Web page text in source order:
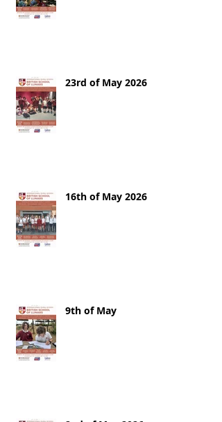
23rd of May 2026
16th of May 2026
9th of May